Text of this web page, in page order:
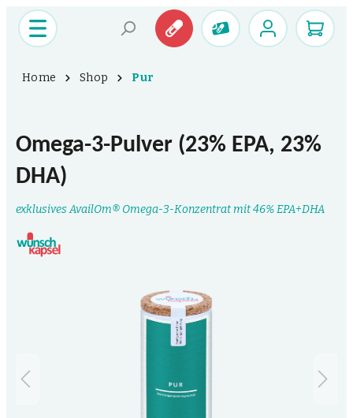
Home Shop Pur
Omega-3-Pulver (23% EPA, 23%
DHA)
exklusives AvailOm® Omega-3-Konzentrat mit 46% EPA+DHA